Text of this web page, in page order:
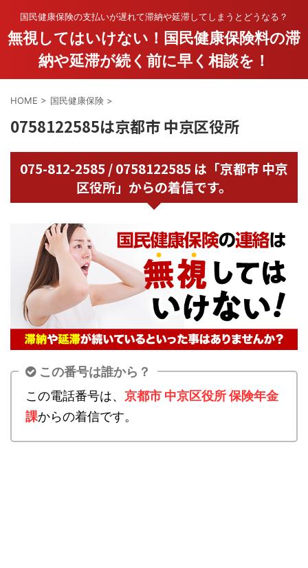
国民健康保険の支払いが遅れて滞納や延滞してしまうとどうなる？
無視してはいけない！国民健康保険料の滞
納や延滞が続く前に早く相談を！
HOME > 国民健康保険 >
0758122585は京都市 中京区役所
075-812-2585 / 0758122585 は「京都市 中京
区役所」からの着信です。
この番号は誰から？
この電話番号は、 京都市 中京区役所 保険年金
課からの着信です。